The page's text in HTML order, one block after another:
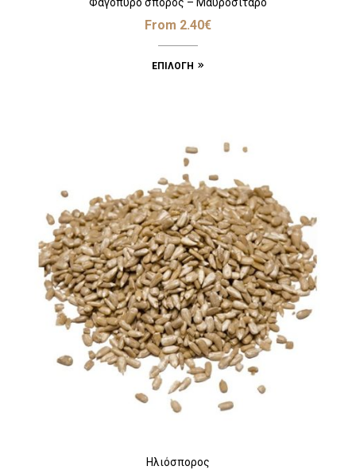
Φαγόπυρο σπόρος – Μαυροσίταρο
From 2.40€
ΕΠΙΛΟΓΉ
Ηλιόσπορος